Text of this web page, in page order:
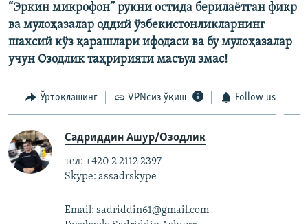
“Эркин микрофон” рукни остида берилаëтган фикр
ва мулоҳазалар оддий ўзбекистонликларнинг
шахсий кўз қарашлари ифодаси ва бу мулоҳазалар
учун Озодлик таҳририяти масъул эмас!
Ўртоқлашинг VPNсиз ўқиш Follow us
Садриддин Ашур/Озодлик
тел: +420 2 2112 2397
Skype: assadrskype
Email: sadriddin61@gmail.com